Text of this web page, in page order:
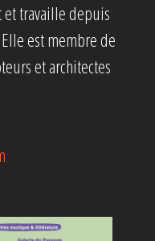
et travaille depuis
est membre de
et architectes